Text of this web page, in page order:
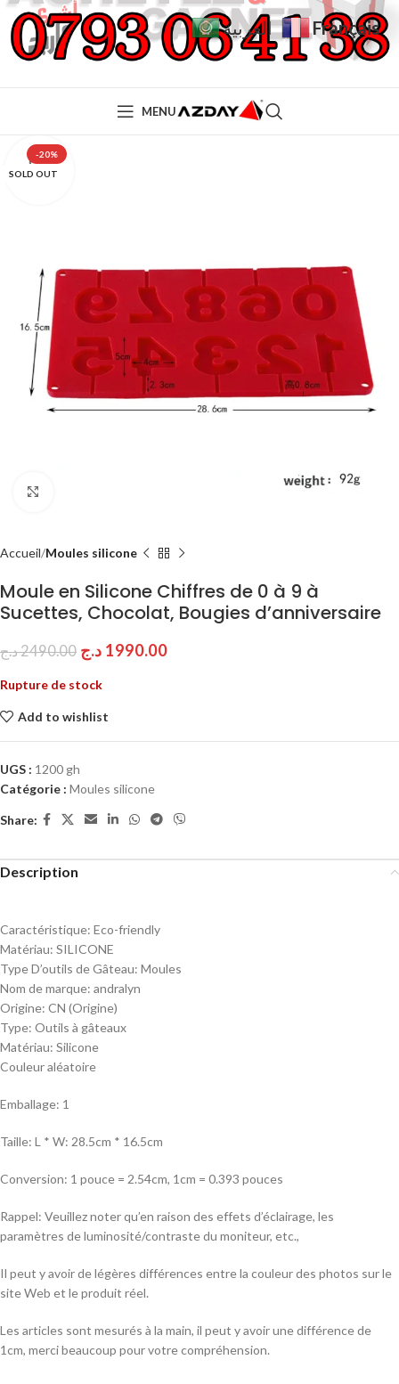
MENU
-20%
SOLD OUT
Accueil Moules silicone
Moule en Silicone Chiffres de 0 à 9 à
Sucettes, Chocolat, Bougies d’anniversaire
2490.00د.ج 1990.00 د.ج
Rupture de stock
Add to wishlist
UGS : 1200 gh
Catégorie : Moules silicone
Share:
Description
Caractéristique: Eco-friendly
Matériau: SILICONE
Type D’outils de Gâteau: Moules
Nom de marque: andralyn
Origine: CN (Origine)
Type: Outils à gâteaux
Matériau: Silicone
Couleur aléatoire
Emballage: 1
Taille: L * W: 28.5cm * 16.5cm
Conversion: 1 pouce = 2.54cm, 1cm = 0.393 pouces
Rappel: Veuillez noter qu’en raison des effets d’éclairage, les
paramètres de luminosité/contraste du moniteur, etc.,
Il peut y avoir de légères différences entre la couleur des photos sur le
site Web et le produit réel.
Les articles sont mesurés à la main, il peut y avoir une différence de
1cm, merci beaucoup pour votre compréhension.
العربية Français